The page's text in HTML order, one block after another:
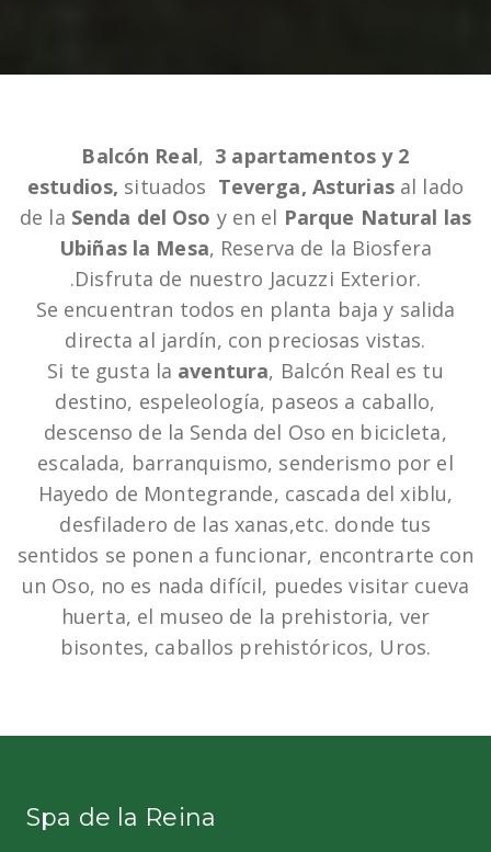
Balcón Real, 3 apartamentos y 2
estudios, situados Teverga, Asturiasal lado
de la Senda del Oso y en el Parque Natural las
Ubiñas la Mesa, Reserva de la Biosfera
.Disfruta de nuestro Jacuzzi Exterior.
Se encuentran todos en planta baja y salida
directa al jardín, con preciosas vistas.
Si te gusta la aventura, Balcón Real es tu
destino, espeleología, paseos a caballo,
descenso de la Senda del Oso en bicicleta,
escalada, barranquismo, senderismo por el
Hayedo de Montegrande, cascada del xiblu,
desfiladero de las xanas,etc. donde tus
sentidos se ponen a funcionar, encontrarte con
un Oso, no es nada difícil, puedes visitar cueva
huerta, el museo de la prehistoria, ver
bisontes, caballos prehistóricos, Uros.
Spa de la Reina